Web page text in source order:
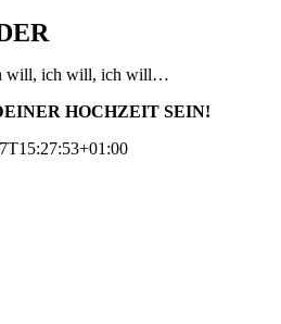
will, ich will, ich will…
HOCHZEIT SEIN!